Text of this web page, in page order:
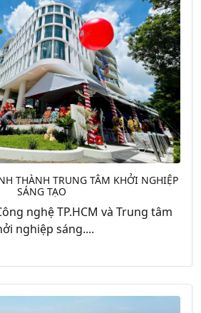
THÀNH TRUNG TÂM KHỞI NGHIỆP
SÁNG TẠO
nghệ TP.HCM và Trung tâm
nghiệp sáng....